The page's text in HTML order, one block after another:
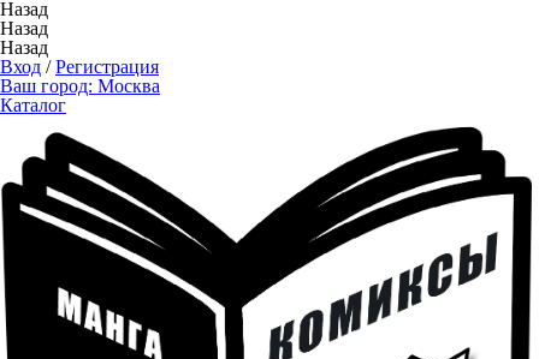
Назад
Назад
Назад
Вход /Регистрация
Ваш город: Москва
Каталог